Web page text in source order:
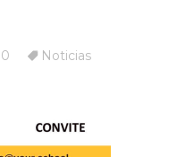
0 Noticias